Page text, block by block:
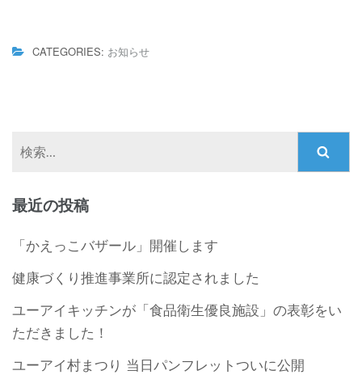
CATEGORIES: お知らせ
最近の投稿
「かえっこバザール」開催します
健康づくり推進事業所に認定されました
ユーアイキッチンが「食品衛生優良施設」の表彰をい
ただきました！
ユーアイ村まつり 当日パンフレットついに公開